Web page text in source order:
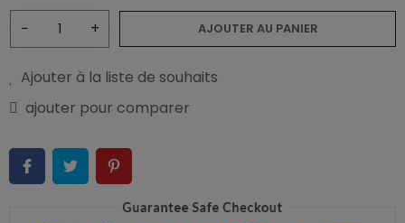
− + AJOUTER AU PANIER
Ajouter à la liste de souhaits
ajouter pour comparer